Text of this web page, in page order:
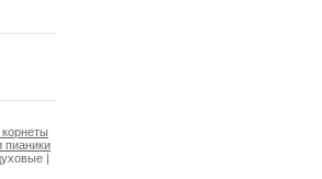
пианики
|